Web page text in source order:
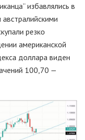
избавлялись в
резко
американской
доллара виден
100,70 —